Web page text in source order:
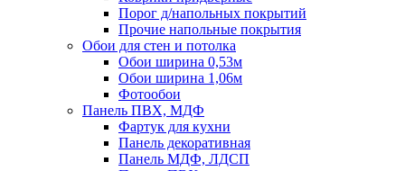
Порог д/напольных покрытий
Прочие напольные покрытия
Обои для стен и потолка
Обои ширина 0,53м
Обои ширина 1,06м
Фотообои
Панель ПВХ, МДФ
Фартук для кухни
Панель декоративная
Панель МДФ, ЛДСП